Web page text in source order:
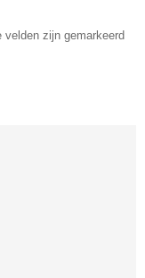
velden zijn gemarkeerd